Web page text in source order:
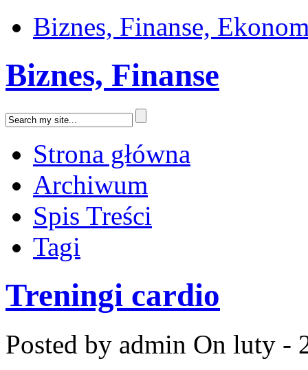
Biznes, Finanse,
Biznes, Finanse
Strona główna
Archiwum
Spis Treści
Tagi
Treningi cardio
Posted by admin On luty -